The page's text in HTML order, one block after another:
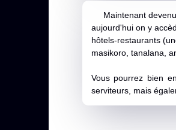
Maintenant
aujourd'hui on y
hôtels-restaurants
masikoro, tanalana,
Vous pourrez bien
serviteurs, mais